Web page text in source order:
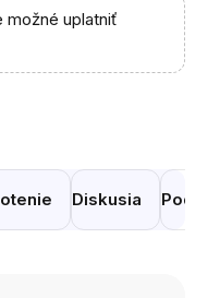
možné uplatniť
Diskusia